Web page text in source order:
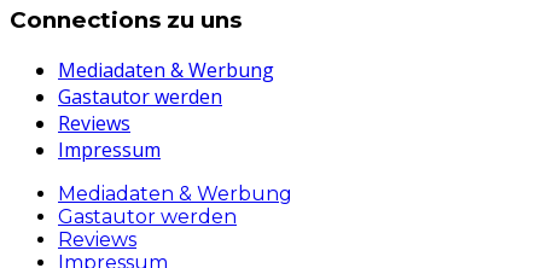
Connections zu uns
Mediadaten & Werbung
Gastautor werden
Reviews
Impressum
Mediadaten & Werbung
Gastautor werden
Reviews
Impressum